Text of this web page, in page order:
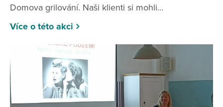
Domova grilování. Naši klienti si mohli...
Více o této akci